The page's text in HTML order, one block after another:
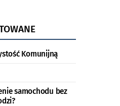
Komunijną
samochodu bez